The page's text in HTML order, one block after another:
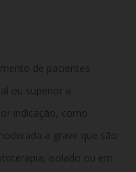
de pacientes
ou superior a
indicação, como
a grave que são
isolado ou em